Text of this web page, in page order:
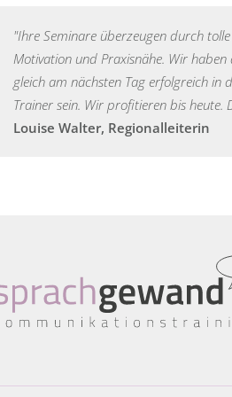
"Ihre Seminare überzeugen durch
Motivation und Praxisnähe. Wir
gleich am nächsten Tag erfolgreich in
Trainer sein. Wir profitieren bis heute.
Louise Walter, Regionalleiterin